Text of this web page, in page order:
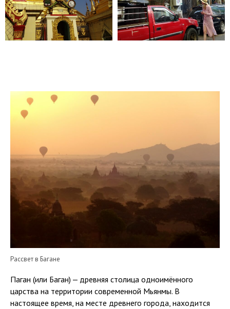
Рассвет в Багане
Паган (или Баган) ‒ древняя столица одноимённого
царства на территории современной Мьянмы. В
настоящее время, на месте древнего города, находится